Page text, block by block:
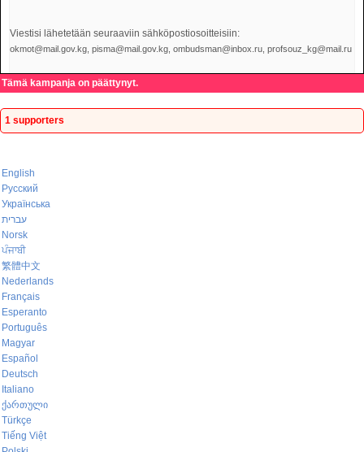
Viestisi lähetetään seuraaviin sähköpostiosoitteisiin:
okmot@mail.gov.kg, pisma@mail.gov.kg, ombudsman@inbox.ru, profsouz_kg@mail.ru
Tämä kampanja on päättynyt.
1 supporters
English
Русский
Українська
עברית
Norsk
ਪੰਜਾਬੀ
繁體中文
Nederlands
Français
Esperanto
Português
Magyar
Español
Deutsch
Italiano
ქართული
Türkçe
Tiếng Việt